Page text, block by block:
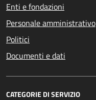
Enti e fondazioni
Personale amministrativo
Politici
Documenti e dati
CATEGORIE DI SERVIZIO